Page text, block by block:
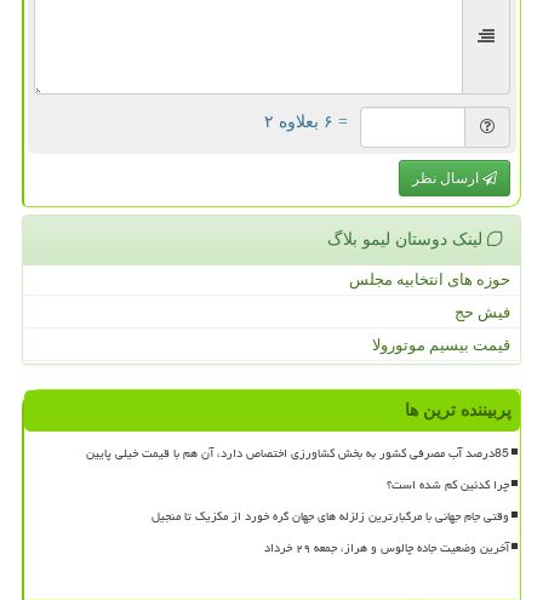
= ۶ بعلاوه ۲
ارسال نظر
لینک دوستان لیمو بلاگ
حوزه های انتخابیه مجلس
فیش حج
قیمت بیسیم موتورولا
پربیننده ترین ها
85درصد آب مصرفی کشور به بخش کشاورزی اختصاص دارد، آن هم با قیمت خیلی پایین
چرا کدئین کم شده است؟
وقتی جام جهانی با مرگبارترین زلزله های جهان گره خورد از مکزیک تا منجیل
آخرین وضعیت جاده چالوس و هراز، جمعه ۲۹ خرداد